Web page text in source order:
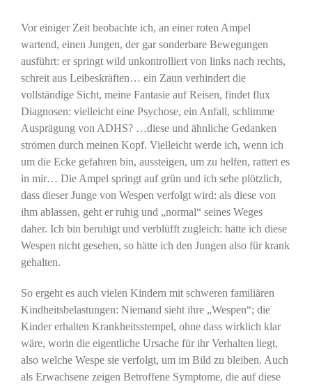
Vor einiger Zeit beobachte ich, an einer roten Ampel
wartend, einen Jungen, der gar sonderbare Bewegungen
ausführt: er springt wild unkontrolliert von links nach rechts,
schreit aus Leibeskräften… ein Zaun verhindert die
vollständige Sicht, meine Fantasie auf Reisen, findet flux
Diagnosen: vielleicht eine Psychose, ein Anfall, schlimme
Ausprägung von ADHS? …diese und ähnliche Gedanken
strömen durch meinen Kopf. Vielleicht werde ich, wenn ich
um die Ecke gefahren bin, aussteigen, um zu helfen, rattert es
in mir… Die Ampel springt auf grün und ich sehe plötzlich,
dass dieser Junge von Wespen verfolgt wird: als diese von
ihm ablassen, geht er ruhig und „normal“ seines Weges
daher. Ich bin beruhigt und verblüfft zugleich: hätte ich diese
Wespen nicht gesehen, so hätte ich den Jungen also für krank
gehalten.
So ergeht es auch vielen Kindern mit schweren familiären
Kindheitsbelastungen: Niemand sieht ihre „Wespen“; die
Kinder erhalten Krankheitsstempel, ohne dass wirklich klar
wäre, worin die eigentliche Ursache für ihr Verhalten liegt,
also welche Wespe sie verfolgt, um im Bild zu bleiben. Auch
als Erwachsene zeigen Betroffene Symptome, die auf diese